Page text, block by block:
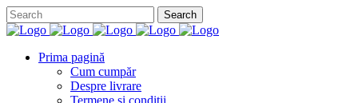
Prima pagină
Cum cumpăr
Despre livrare
Termene şi condiţii